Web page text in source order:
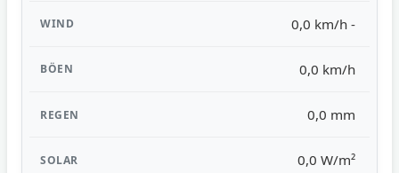
0,0 km/h -
0,0 km/h
0,0 mm
0,0 W/m²